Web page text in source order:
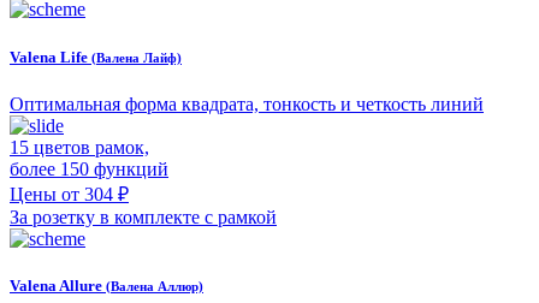
Valena Life (Валена Лайф)
Оптимальная форма квадрата, тонкость и четкость линий
15 цветов рамок,
более 150 функций
Цены от 304 ₽
За розетку в комплекте с рамкой
Valena Allure (Валена Аллюр)